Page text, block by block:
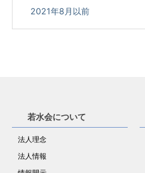
2021年8月以前
若水会について
法人理念
法人情報